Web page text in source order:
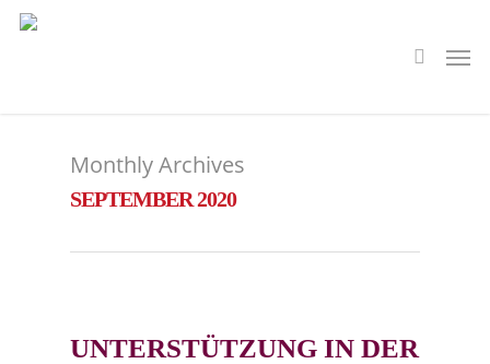
Monthly Archives
SEPTEMBER 2020
UNTERSTÜTZUNG IN DER